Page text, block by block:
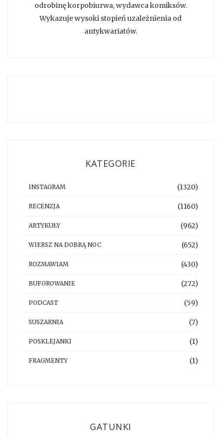
odrobinę korpobiurwa, wydawca komiksów.
Wykazuje wysoki stopień uzależnienia od
antykwariatów.
KATEGORIE
INSTAGRAM (1320)
RECENZJA (1160)
ARTYKUŁY (962)
WIERSZ NA DOBRĄ NOC (652)
ROZMAWIAM (430)
BUFOROWANIE (272)
PODCAST (59)
SUSZARNIA (7)
POSKLEJANKI (1)
FRAGMENTY (1)
GATUNKI